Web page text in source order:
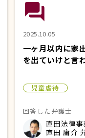
question_answer
2025.10.05
一ヶ月以内に家
を出ていけと言
児童虐待
回答した弁護士
直田法律
直田 庸介